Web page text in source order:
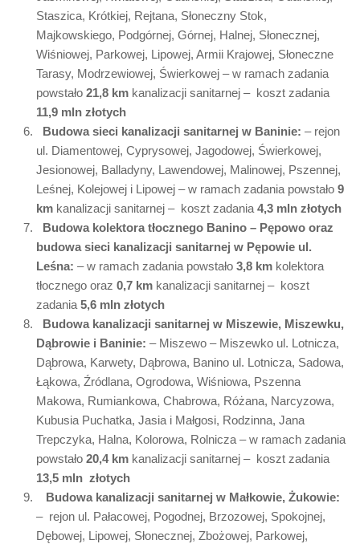
Staszica, Krótkiej, Rejtana, Słoneczny Stok,
Majkowskiego, Podgórnej, Górnej, Halnej, Słonecznej,
Wiśniowej, Parkowej, Lipowej, Armii Krajowej, Słoneczne
Tarasy, Modrzewiowej, Świerkowej – w ramach zadania
powstało 21,8 km kanalizacji sanitarnej – koszt zadania
11,9 mln złotych
Budowa sieci kanalizacji sanitarnej w Baninie: – rejon
ul. Diamentowej, Cyprysowej, Jagodowej, Świerkowej,
Jesionowej, Balladyny, Lawendowej, Malinowej, Pszennej,
Leśnej, Kolejowej i Lipowej – w ramach zadania powstało 9
km kanalizacji sanitarnej – koszt zadania 4,3 mln złotych
Budowa kolektora tłocznego Banino – Pępowo oraz
budowa sieci kanalizacji sanitarnej w Pępowie ul.
Leśna: – w ramach zadania powstało 3,8 km kolektora
tłocznego oraz 0,7 km kanalizacji sanitarnej – koszt
zadania 5,6 mln złotych
Budowa kanalizacji sanitarnej w Miszewie, Miszewku,
Dąbrowie i Baninie: – Miszewo – Miszewko ul. Lotnicza,
Dąbrowa, Karwety, Dąbrowa, Banino ul. Lotnicza, Sadowa,
Łąkowa, Źródlana, Ogrodowa, Wiśniowa, Pszenna
Makowa, Rumiankowa, Chabrowa, Różana, Narcyzowa,
Kubusia Puchatka, Jasia i Małgosi, Rodzinna, Jana
Trepczyka, Halna, Kolorowa, Rolnicza – w ramach zadania
powstało 20,4 km kanalizacji sanitarnej – koszt zadania
13,5 mln złotych
Budowa kanalizacji sanitarnej w Małkowie, Żukowie:
– rejon ul. Pałacowej, Pogodnej, Brzozowej, Spokojnej,
Dębowej, Lipowej, Słonecznej, Zbożowej, Parkowej,